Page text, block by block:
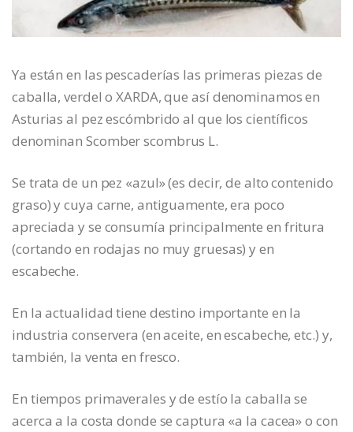
Ya están en las pescaderías las primeras piezas de
caballa, verdel o XARDA, que así denominamos en
Asturias al pez escómbrido al que los científicos
denominan Scomber scombrus L.
Se trata de un pez «azul» (es decir, de alto contenido
graso) y cuya carne, antiguamente, era poco
apreciada y se consumía principalmente en fritura
(cortando en rodajas no muy gruesas) y en
escabeche.
En la actualidad tiene destino importante en la
industria conservera (en aceite, en escabeche, etc.) y,
también, la venta en fresco.
En tiempos primaverales y de estío la caballa se
acerca a la costa donde se captura «a la cacea» o con